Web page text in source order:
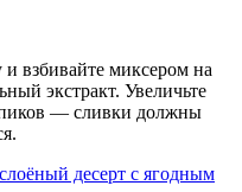
взбивайте миксером на
экстракт. Увеличьте
пиков — сливки должны